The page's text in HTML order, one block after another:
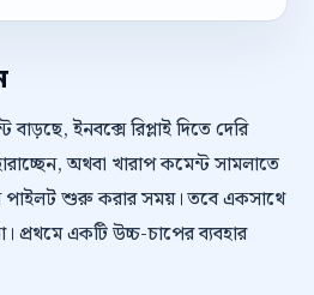
ইনবক্সে রিপ্লাই দিতে দেরি
অথবা খারাপ কমেন্ট সামলাতে
পাইলট শুরু করার সময়। তবে একসাথে
একটি উচ্চ-চাপের ব্যবহার